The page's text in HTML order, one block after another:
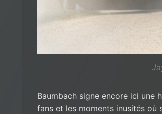
Baumbach signe encore ici une
fans et les moments inusités où